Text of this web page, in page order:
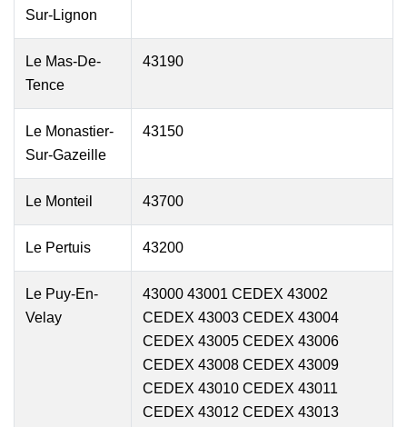
Sur-Lignon
Le Mas-De-
Tence
43190
Le Monastier-
Sur-Gazeille
43150
Le Monteil 43700
Le Pertuis 43200
Le Puy-En-
Velay
43000 43001 CEDEX 43002
CEDEX 43003 CEDEX 43004
CEDEX 43005 CEDEX 43006
CEDEX 43008 CEDEX 43009
CEDEX 43010 CEDEX 43011
CEDEX 43012 CEDEX 43013